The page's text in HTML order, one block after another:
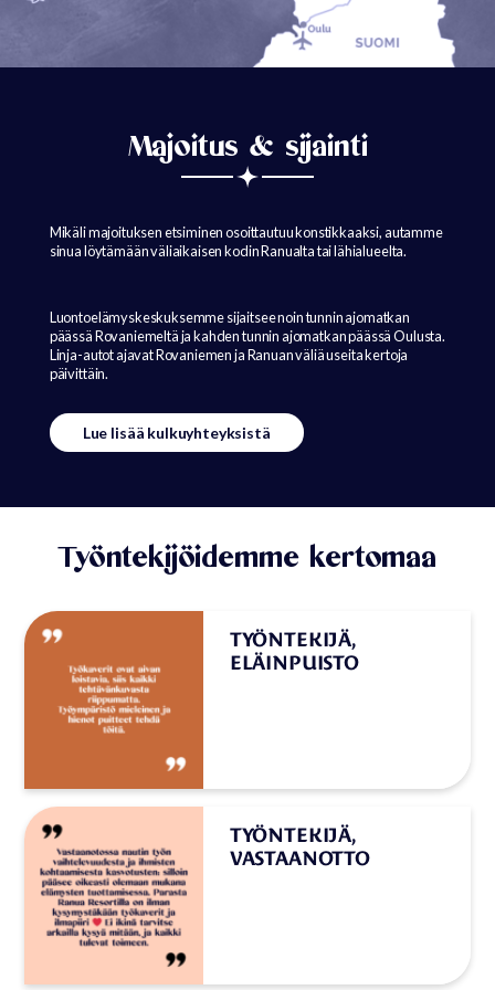
Majoitus & sijainti
Mikäli majoituksen etsiminen osoittautuu konstikkaaksi, autamme
sinua löytämään väliaikaisen kodin Ranualta tai lähialueelta.
Luontoelämyskeskuksemme sijaitsee noin tunnin ajomatkan
päässä Rovaniemeltä ja kahden tunnin ajomatkan päässä Oulusta.
Linja-autot ajavat Rovaniemen ja Ranuan väliä useita kertoja
päivittäin.
Lue lisää kulkuyhteyksistä
Työntekijöidemme kertomaa
TYÖNTEKIJÄ,
ELÄINPUISTO
TYÖNTEKIJÄ,
VASTAANOTTO